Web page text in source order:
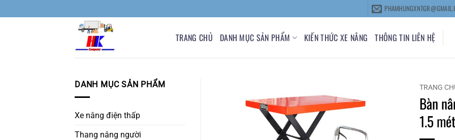
qua
TRANG CHỦ DANH MỤC SẢN PHẨM KIẾN THỨC XE NÂNG THÔNG TIN LIÊN HỆ
DANH MỤC SẢN PHẨM
Xe nâng điện thấp
Thang nâng người
TRANG
Bàn
1.5